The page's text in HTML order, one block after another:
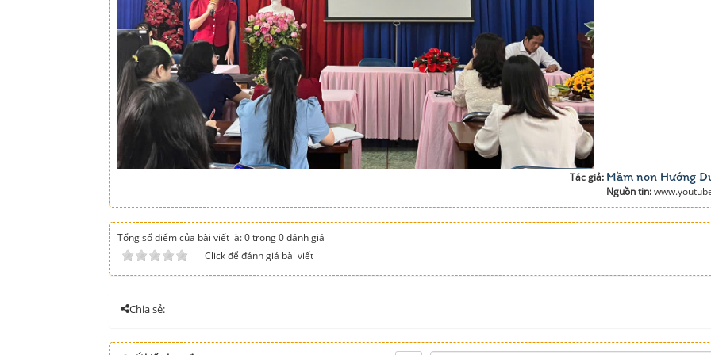
Tác giả: Mầm non Hướng
Nguồn tin:
Tổng số điểm của bài viết là: 0 trong 0 đánh giá
Click để đánh giá bài viết
Chia sẻ: